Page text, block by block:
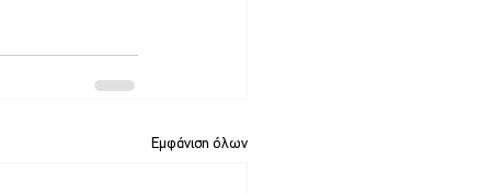
Εμφάνιση όλων